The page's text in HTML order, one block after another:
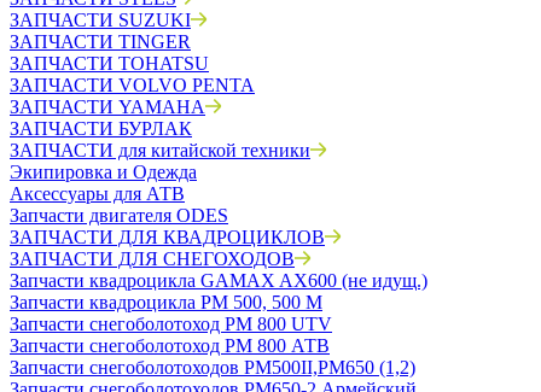
ЗАПЧАСТИ SUZUKI
ЗАПЧАСТИ TINGER
ЗАПЧАСТИ TOHATSU
ЗАПЧАСТИ VOLVO PENTA
ЗАПЧАСТИ YAMAHA
ЗАПЧАСТИ БУРЛАК
ЗАПЧАСТИ для китайской техники
Экипировка и Одежда
Аксессуары для АТВ
Запчасти двигателя ODES
ЗАПЧАСТИ ДЛЯ КВАДРОЦИКЛОВ
ЗАПЧАСТИ ДЛЯ СНЕГОХОДОВ
Запчасти квадроцикла GAMAX AX600 (не идущ.)
Запчасти квадроцикла РМ 500, 500 М
Запчасти снегоболотоход РМ 800 UTV
Запчасти снегоболотоход РМ 800 АТВ
Запчасти снегоболотоходов РМ500II,РМ650 (1,2)